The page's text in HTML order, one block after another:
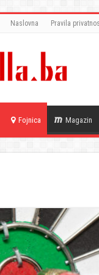
Naslovna Pravila
Fojnica Magazin